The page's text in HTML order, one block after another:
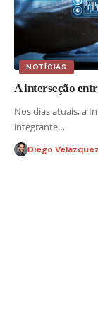
NOTÍCIAS
A interseção
Nos dias atuais, a
integrante…
Diego Velázquez